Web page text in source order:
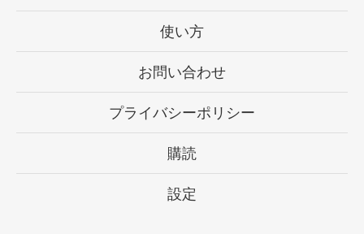
使い方
お問い合わせ
プライバシーポリシー
購読
設定